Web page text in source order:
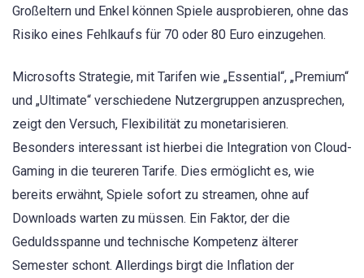
Großeltern und Enkel können Spiele ausprobieren, ohne das
Risiko eines Fehlkaufs für 70 oder 80 Euro einzugehen.
Microsofts Strategie, mit Tarifen wie „Essential“, „Premium“
und „Ultimate“ verschiedene Nutzergruppen anzusprechen,
zeigt den Versuch, Flexibilität zu monetarisieren.
Besonders interessant ist hierbei die Integration von Cloud-
Gaming in die teureren Tarife. Dies ermöglicht es, wie
bereits erwähnt, Spiele sofort zu streamen, ohne auf
Downloads warten zu müssen. Ein Faktor, der die
Geduldsspanne und technische Kompetenz älterer
Semester schont. Allerdings birgt die Inflation der